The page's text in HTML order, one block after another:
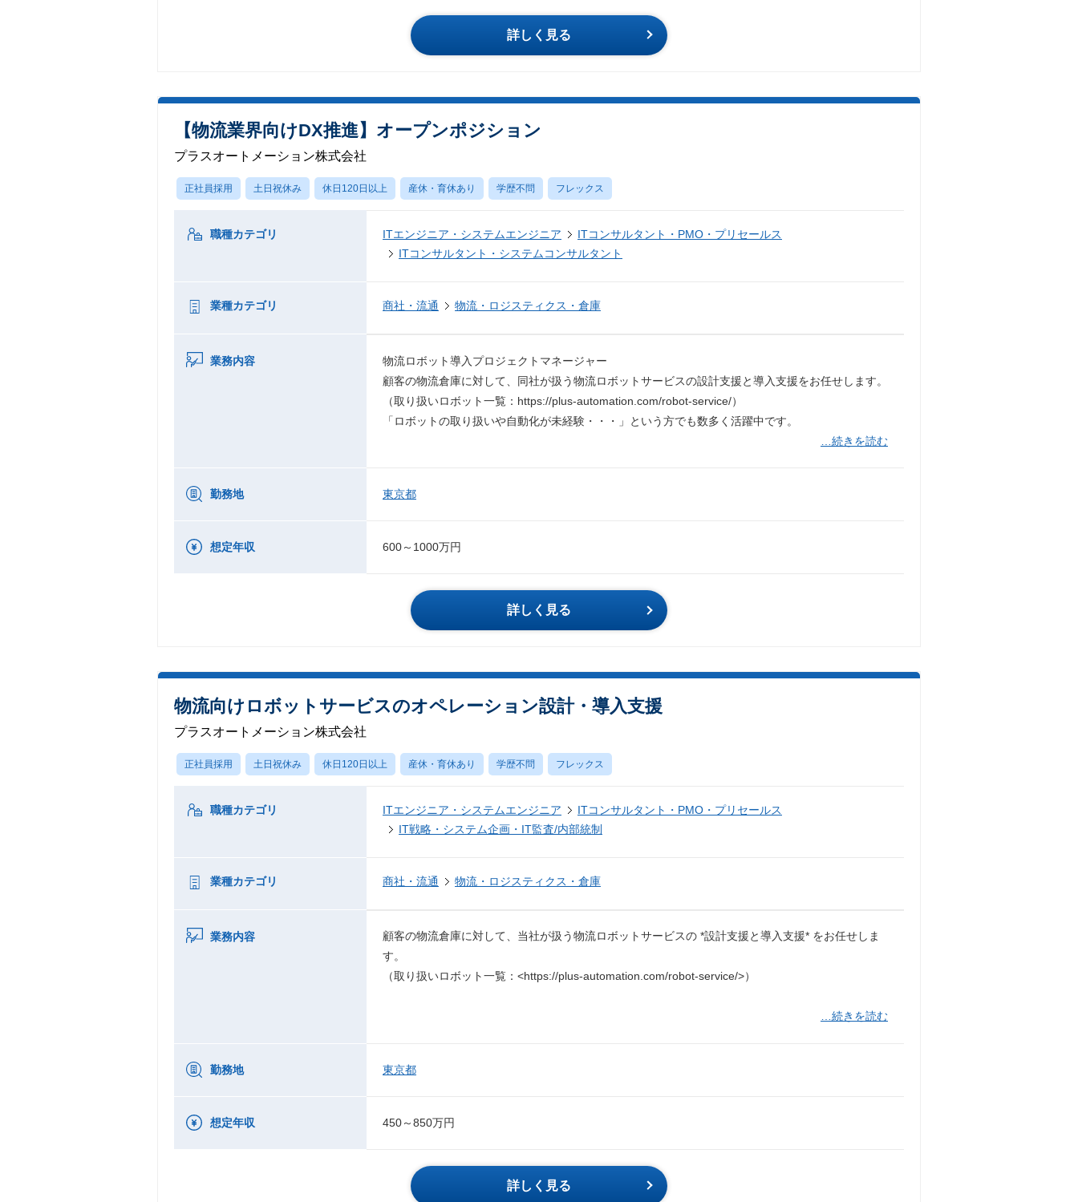
詳しく見る
【物流業界向けDX推進】オープンポジション
プラスオートメーション株式会社
正社員採用 土日祝休み 休日120日以上 産休・育休あり 学歴不問 フレックス
職種カテゴリ ITエンジニア・システムエンジニア
ITコンサルタント・PMO・プリセールス
ITコンサルタント・システムコンサルタント
業種カテゴリ 商社・流通 物流・ロジスティクス・倉庫
業務内容
物流ロボット導入プロジェクトマネージャー
顧客の物流倉庫に対して、同社が扱う物流ロボットサービスの設計支援と導入支援をお任せします。
（取り扱いロボット一覧：https://plus-automation.com/robot-service/）
「ロボットの取り扱いや自動化が未経験・・・」という方でも数多く活躍中です。
…続きを読む
勤務地 東京都
想定年収 600～1000万円
詳しく見る
物流向けロボットサービスのオペレーション設計・導入支援
プラスオートメーション株式会社
正社員採用 土日祝休み 休日120日以上 産休・育休あり 学歴不問 フレックス
職種カテゴリ ITエンジニア・システムエンジニア
ITコンサルタント・PMO・プリセールス
IT戦略・システム企画・IT監査/内部統制
業種カテゴリ 商社・流通 物流・ロジスティクス・倉庫
業務内容
顧客の物流倉庫に対して、当社が扱う物流ロボットサービスの *設計支援と導入支援* をお任せしま
す。
（取り扱いロボット一覧：<https://plus-automation.com/robot-service/>）
…続きを読む
勤務地 東京都
想定年収 450～850万円
詳しく見る